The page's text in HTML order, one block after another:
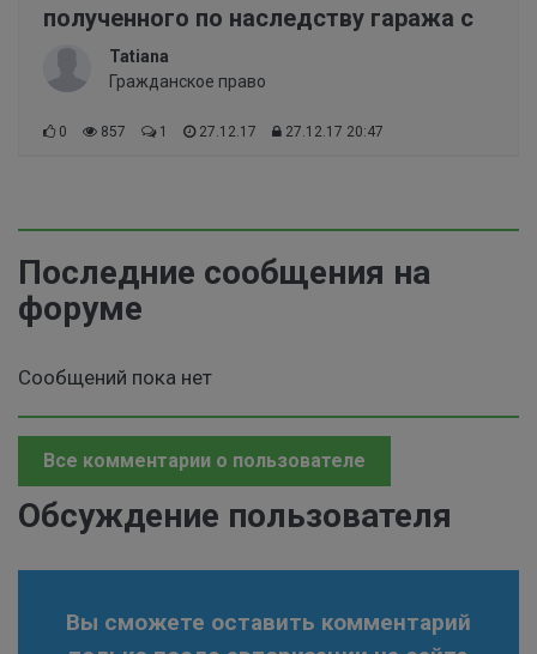
полученного по наследству гаража с
землей?Tatiana
Гражданское право
0 857 1 27.12.17 27.12.17 20:47
Последние сообщения на
форуме
Сообщений пока нет
Все комментарии о пользователе
Обсуждение пользователя
Вы сможете оставить комментарий